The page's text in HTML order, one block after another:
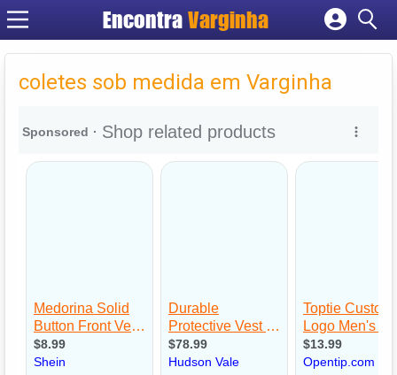
EncontraVarginha
Cadastrar empresa
Criar conta
coletes sob medida em Varginha